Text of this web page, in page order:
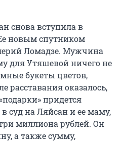
снова вступила в
новым спутником
Ломадзе. Мужчина
для Утяшевой ничего не
букеты цветов,
расставания оказалось,
придется
суд на Ляйсан и ее маму,
миллиона рублей. Он
а также сумму,